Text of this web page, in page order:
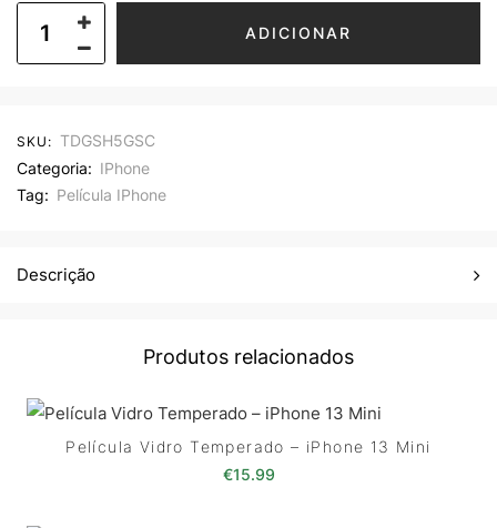
ADICIONAR
SKU: TDGSH5GSC
Categoria: IPhone
Tag: Película IPhone
Descrição
Produtos relacionados
Película Vidro Temperado – iPhone 13 Mini
€15.99